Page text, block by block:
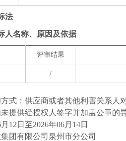
法
人名称、原因及依据
评审结果
/
式：供应商或者其他利害关系人
提供经授权人签字并加盖公章的
12日至2026年06月14日
团有限公司泉州市分公司